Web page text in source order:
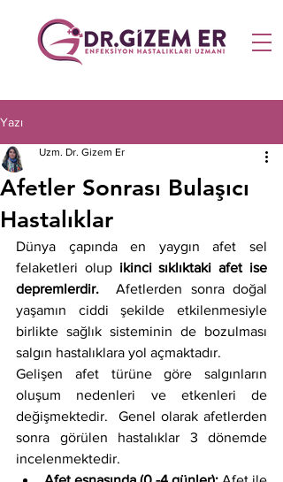
Yazı
Afetler Sonrası Bulaşıcı
Hastalıklar
Uzm. Dr. Gizem Er
Dünya çapında en yaygın afet sel
felaketleri olup ikinci sıklıktaki afet ise
depremlerdir. Afetlerden sonra doğal
yaşamın ciddi şekilde etkilenmesiyle
birlikte sağlık sisteminin de bozulması
salgın hastalıklara yol açmaktadır.
Gelişen afet türüne göre salgınların
oluşum nedenleri ve etkenleri de
değişmektedir.  Genel olarak afetlerden
sonra görülen hastalıklar 3 dönemde
incelenmektedir.